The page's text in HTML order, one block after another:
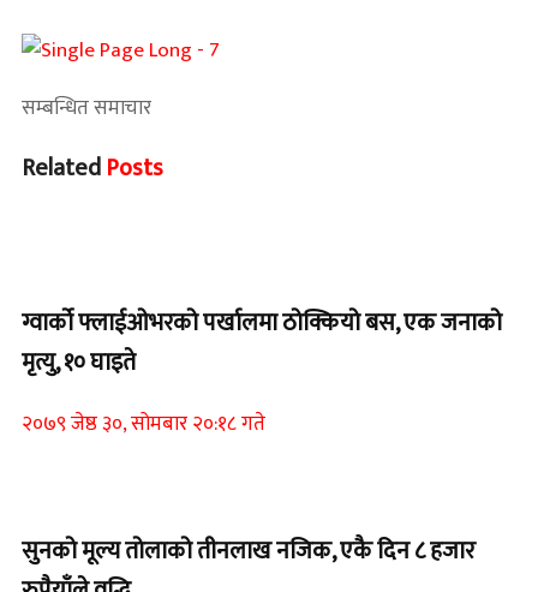
सम्बन्धित समाचार
RelatedPosts
ग्वार्को फ्लाईओभरको पर्खालमा ठोक्कियो बस, एक जनाको
मृत्यु, १० घाइते
२०७९ जेष्ठ ३०, सोमबार २०:१८ गते
सुनको मूल्य तोलाको तीनलाख नजिक, एकै दिन ८ हजार